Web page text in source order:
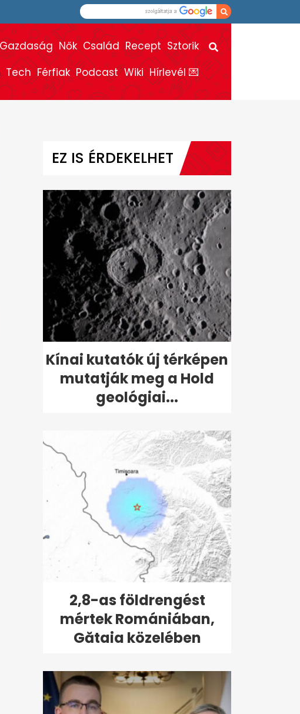
Gazdaság Nők Család Recept Sztorik
Tech Férfiak Podcast Wiki Hírlevél 💌
EZ IS ÉRDEKELHET
Kínai kutatók új térképen
mutatják meg a Hold
geológiai...
2,8-as földrengést
mértek Romániában,
Gătaia közelében